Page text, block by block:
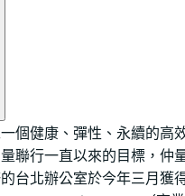
個健康、彈性、永續的高
聯行一直以來的目標，仲
台北辦公室於今年三月獲